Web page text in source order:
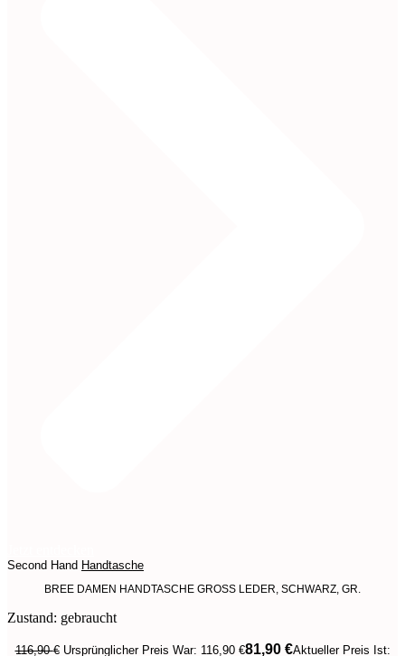
Second Hand Handtasche
BREE DAMEN HANDTASCHE GROSS LEDER, SCHWARZ, GR.
Zustand: gebraucht
116,90€ Ursprünglicher Preis War: 116,90 €81,90 €Aktueller Preis Ist: